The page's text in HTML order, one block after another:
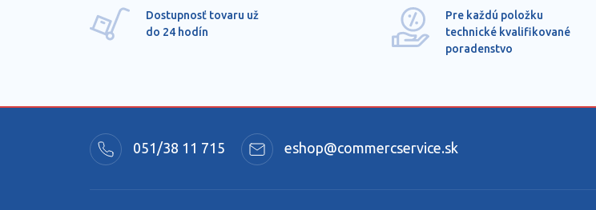
Dostupnosť tovaru už
do 24 hodín
Pre každú položku
technické kvalifikované
poradenstvo
051/38 11 715 eshop@commercservice.sk